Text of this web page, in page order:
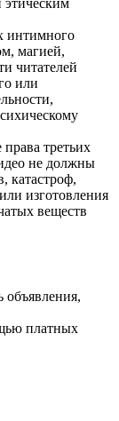
интимного
магией,
читателей
или
третьих
не должны
катастроф,
изготовления
веществ
объявления,
платных